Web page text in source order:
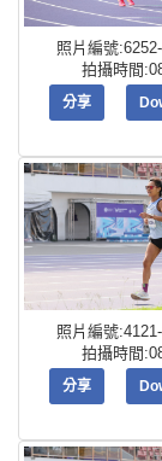
照片編號
拍攝時間
分享
照片編號
拍攝時間
分享